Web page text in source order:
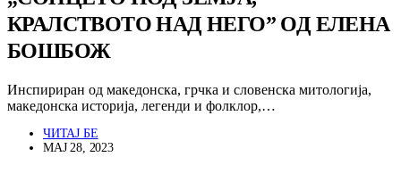
КРАЛСТВОТО НАД НЕГО” ОД ЕЛЕНА
БОШБОЖ
Инспириран од македонска, грчка и словенска митологија,
македонска историја, легенди и фолклор,…
ЧИТАЈ БЕ
МАЈ 28, 2023